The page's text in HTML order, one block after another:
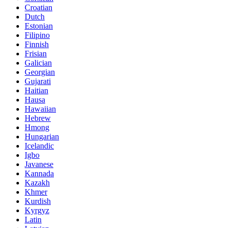
Croatian
Dutch
Estonian
Filipino
Finnish
Frisian
Galician
Georgian
Gujarati
Haitian
Hausa
Hawaiian
Hebrew
Hmong
Hungarian
Icelandic
Igbo
Javanese
Kannada
Kazakh
Khmer
Kurdish
Kyrgyz
Latin